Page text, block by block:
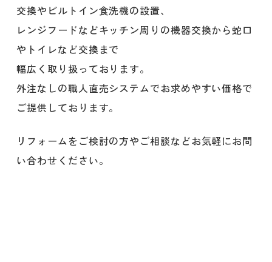
交換やビルトイン食洗機の設置、
レンジフードなどキッチン周りの機器交換から蛇口
やトイレなど交換まで
幅広く取り扱っております。
外注なしの職人直売システムでお求めやすい価格で
ご提供しております。
リフォームをご検討の方やご相談などお気軽にお問
い合わせください。